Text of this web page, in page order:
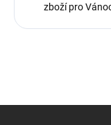
zboží pro